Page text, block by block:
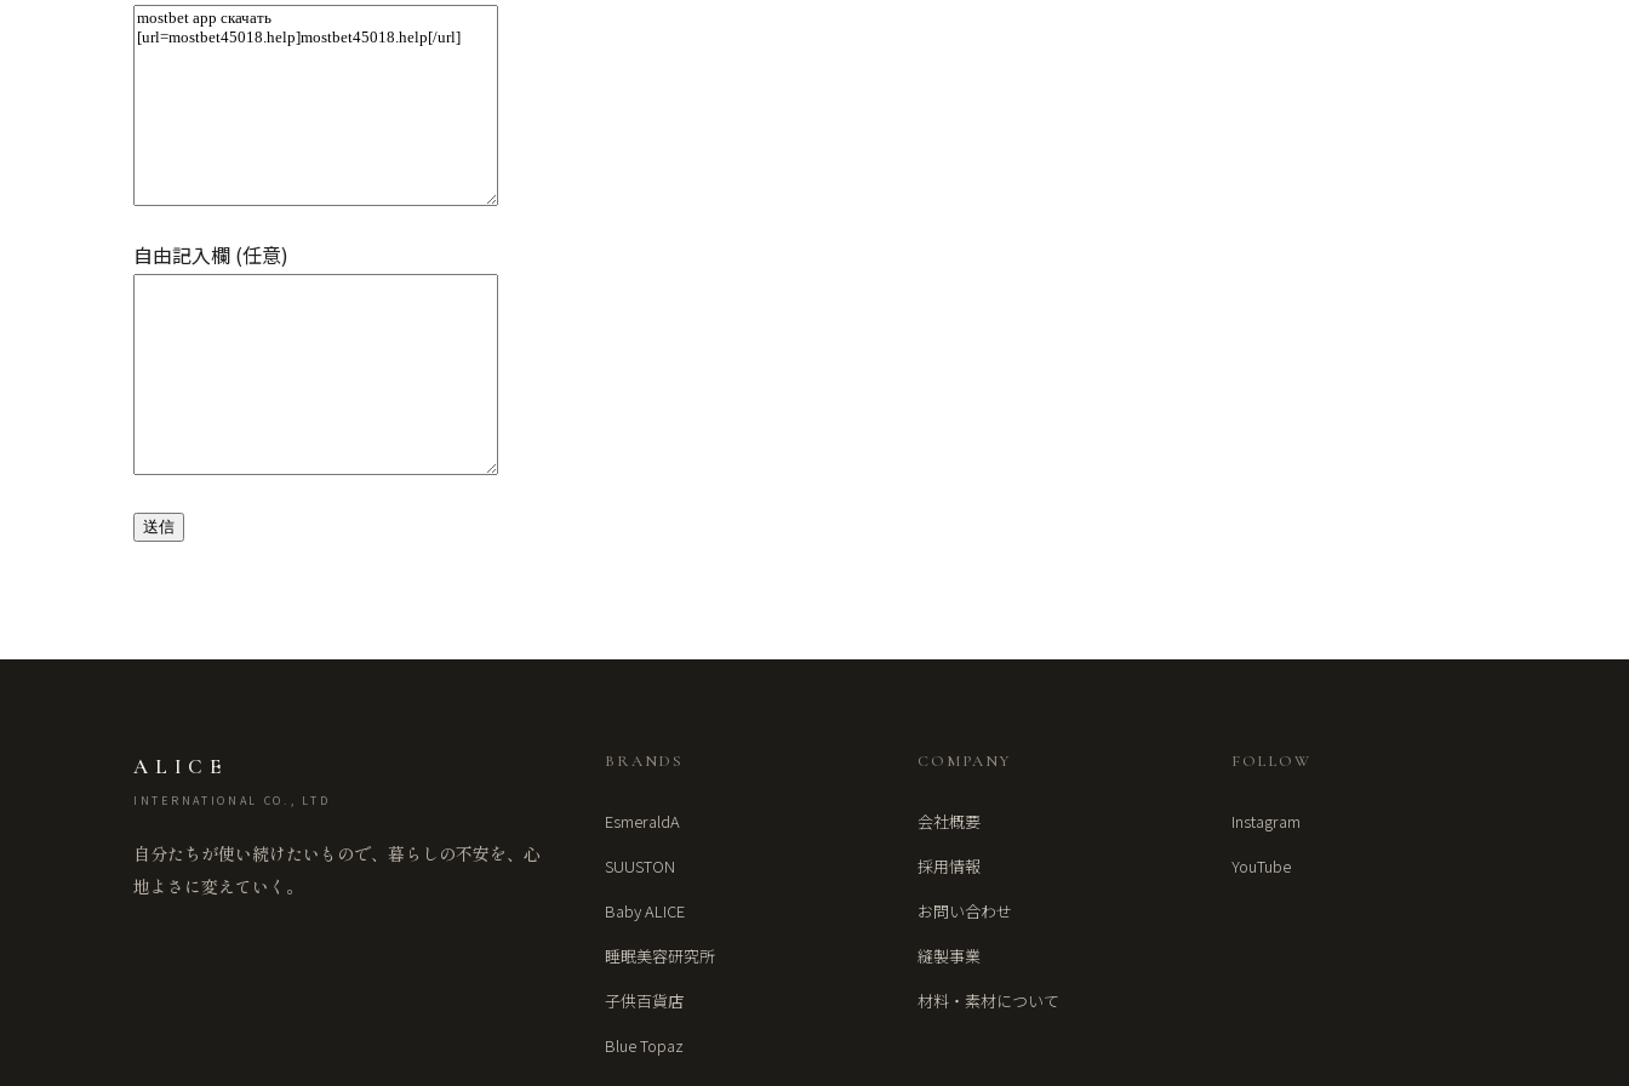
自由記入欄 (任意)
ALICE
INTERNATIONAL CO., LTD
自分たちが使い続けたいもので、暮らしの不安を、心
地よさに変えていく。
BRANDS
EsmeraldA
SUUSTON
Baby ALICE
睡眠美容研究所
子供百貨店
Blue Topaz
COMPANY
会社概要
採用情報
お問い合わせ
縫製事業
材料・素材について
FOLLOW
Instagram
YouTube